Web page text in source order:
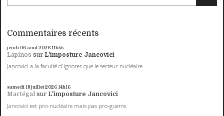
Commentaires récents
jeudi 06 août 202611h55
Lapinos sur L'imposture Jancovici
Jancovici a la faculté d'ignorer que le secteur nucléaire...
samedi 18juillet 202614h16
Martégal sur L'imposture Jancovici
Jancovici est pro-nucléaire mais pas pro-guerre.